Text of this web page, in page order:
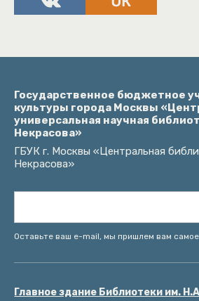
Государственное бюджетное
культуры города Москвы
универсальная научная
Некрасова»
ГБУК г. Москвы «Центральная
Некрасова»
Оставьте ваш e-mail, мы пришлем вам
Главное здание Библиотеки им.